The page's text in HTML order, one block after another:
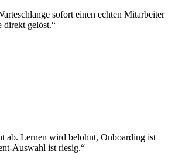
sofort einen echten Mitarbeiter
direkt gelöst.“
ab. Lernen wird belohnt, Onboarding ist
Auswahl ist riesig.“